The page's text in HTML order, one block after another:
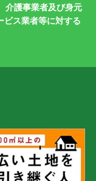
護事業者及び身元
ビス業者等に対する